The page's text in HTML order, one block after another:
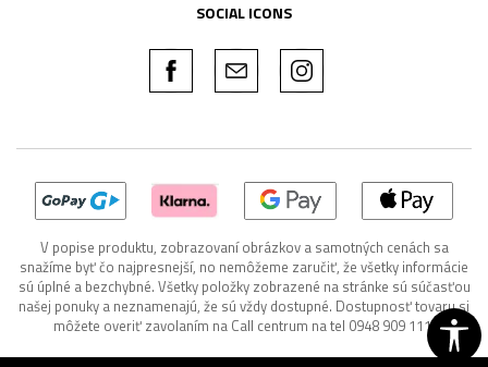
SOCIAL ICONS
V popise produktu, zobrazovaní obrázkov a samotných cenách sa
snažíme byť čo najpresnejší, no nemôžeme zaručiť, že všetky informácie
sú úplné a bezchybné. Všetky položky zobrazené na stránke sú súčasťou
našej ponuky a neznamenajú, že sú vždy dostupné. Dostupnosť tovaru si
môžete overiť zavolaním na Call centrum na tel 0948 909 111.